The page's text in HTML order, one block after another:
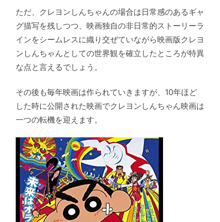
ただ、クレヨンしんちゃんの場合は日常感のあるギャ
グ描写を残しつつ、映画独自の非日常的ストーリーラ
インをシームレスに織り交ぜていながら映画版クレヨ
ンしんちゃんとしての世界観を確立したところが特異
な点と言えるでしょう。
その後も毎年映画は作られていきますが、10年ほど
した時に公開された映画でクレヨンしんちゃん映画は
一つの転機を迎えます。